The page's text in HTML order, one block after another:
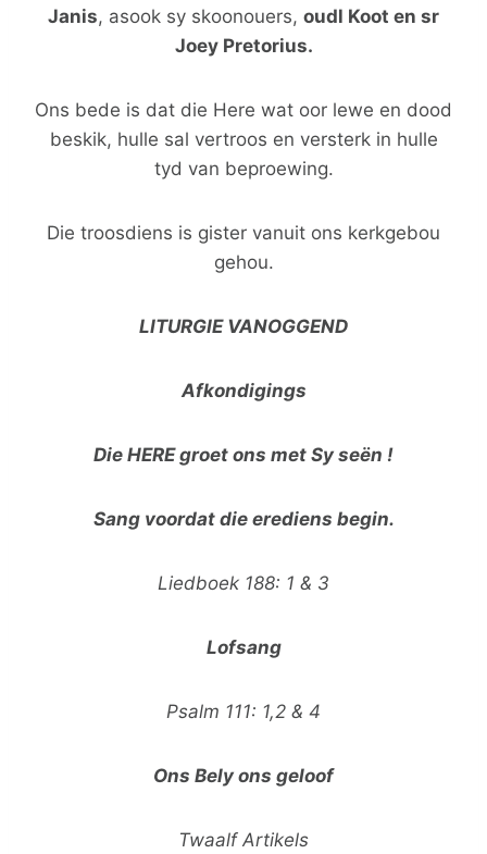
Janis, asook sy skoonouers, oudl Koot en sr
Joey Pretorius.
Ons bede is dat die Here wat oor lewe en dood
beskik, hulle sal vertroos en versterk in hulle
tyd van beproewing.
Die troosdiens is gister vanuit ons kerkgebou
gehou.
LITURGIE VANOGGEND
Afkondigings
Die HERE groet ons met Sy seën !
Sang voordat die erediens begin.
Liedboek 188: 1 & 3
Lofsang
Psalm 111: 1,2 & 4
Ons Bely ons geloof
Twaalf Artikels